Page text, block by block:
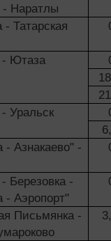
Наратлы
- Татарская
- Ютаза
Уральск
- Азнакаево" -
Березовка -
- Аэропорт"
Письмянка -